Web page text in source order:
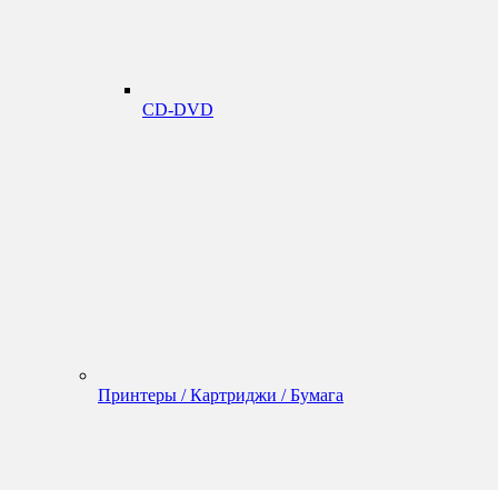
CD-DVD
Принтеры / Картриджи / Бумага